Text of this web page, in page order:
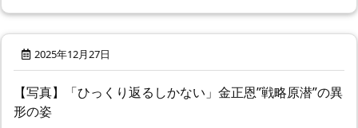
2025年12月27日
【写真】「ひっくり返るしかない」金正恩”戦略原潜”の異
形の姿